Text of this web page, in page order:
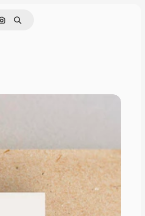
Cerca per immagine
Ricerca